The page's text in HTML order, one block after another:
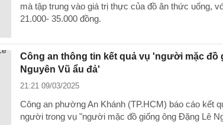
mà tập trung vào giá trị thực của đồ ăn thức uống,
21.000- 35.000 đồng.
Công an thông tin kết quả vụ 'người mặc đồ
Nguyên Vũ ẩu đả'
21:21 09/03/2025
Công an phường An Khánh (TP.HCM) báo cáo kết
người trong vụ "người mặc đồ giống ông Đặng Lê